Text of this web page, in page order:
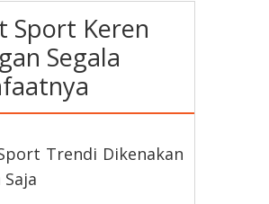
Sport Keren
Segala
Trendi Dikenakan
Saja